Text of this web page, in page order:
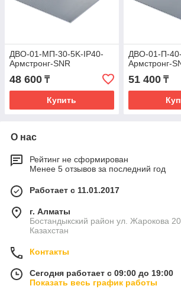
ДВО-01-МП-30-5K-IP40-
Aрмстронг-SNR
48 600 ₸
Купить
ДВО-01-П-
Aрмстронг-
51 400₸
О нас
Рейтинг не сформирован
Менее 5 отзывов за последний год
Работает с 11.01.2017
г. Алматы
Бостандыкский район ул. Жарокова
Казахстан
Контакты
Сегодня работает с 09:00 до 19:00
Показать весь график работы